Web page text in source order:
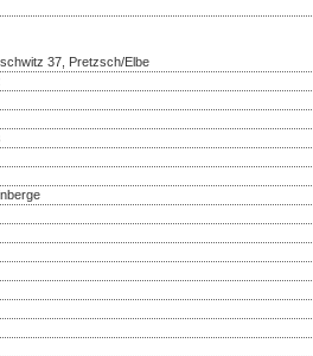
37, Pretzsch/Elbe